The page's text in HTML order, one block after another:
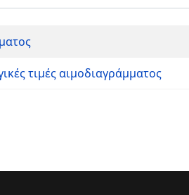
τιμές αιμοδιαγράμματος